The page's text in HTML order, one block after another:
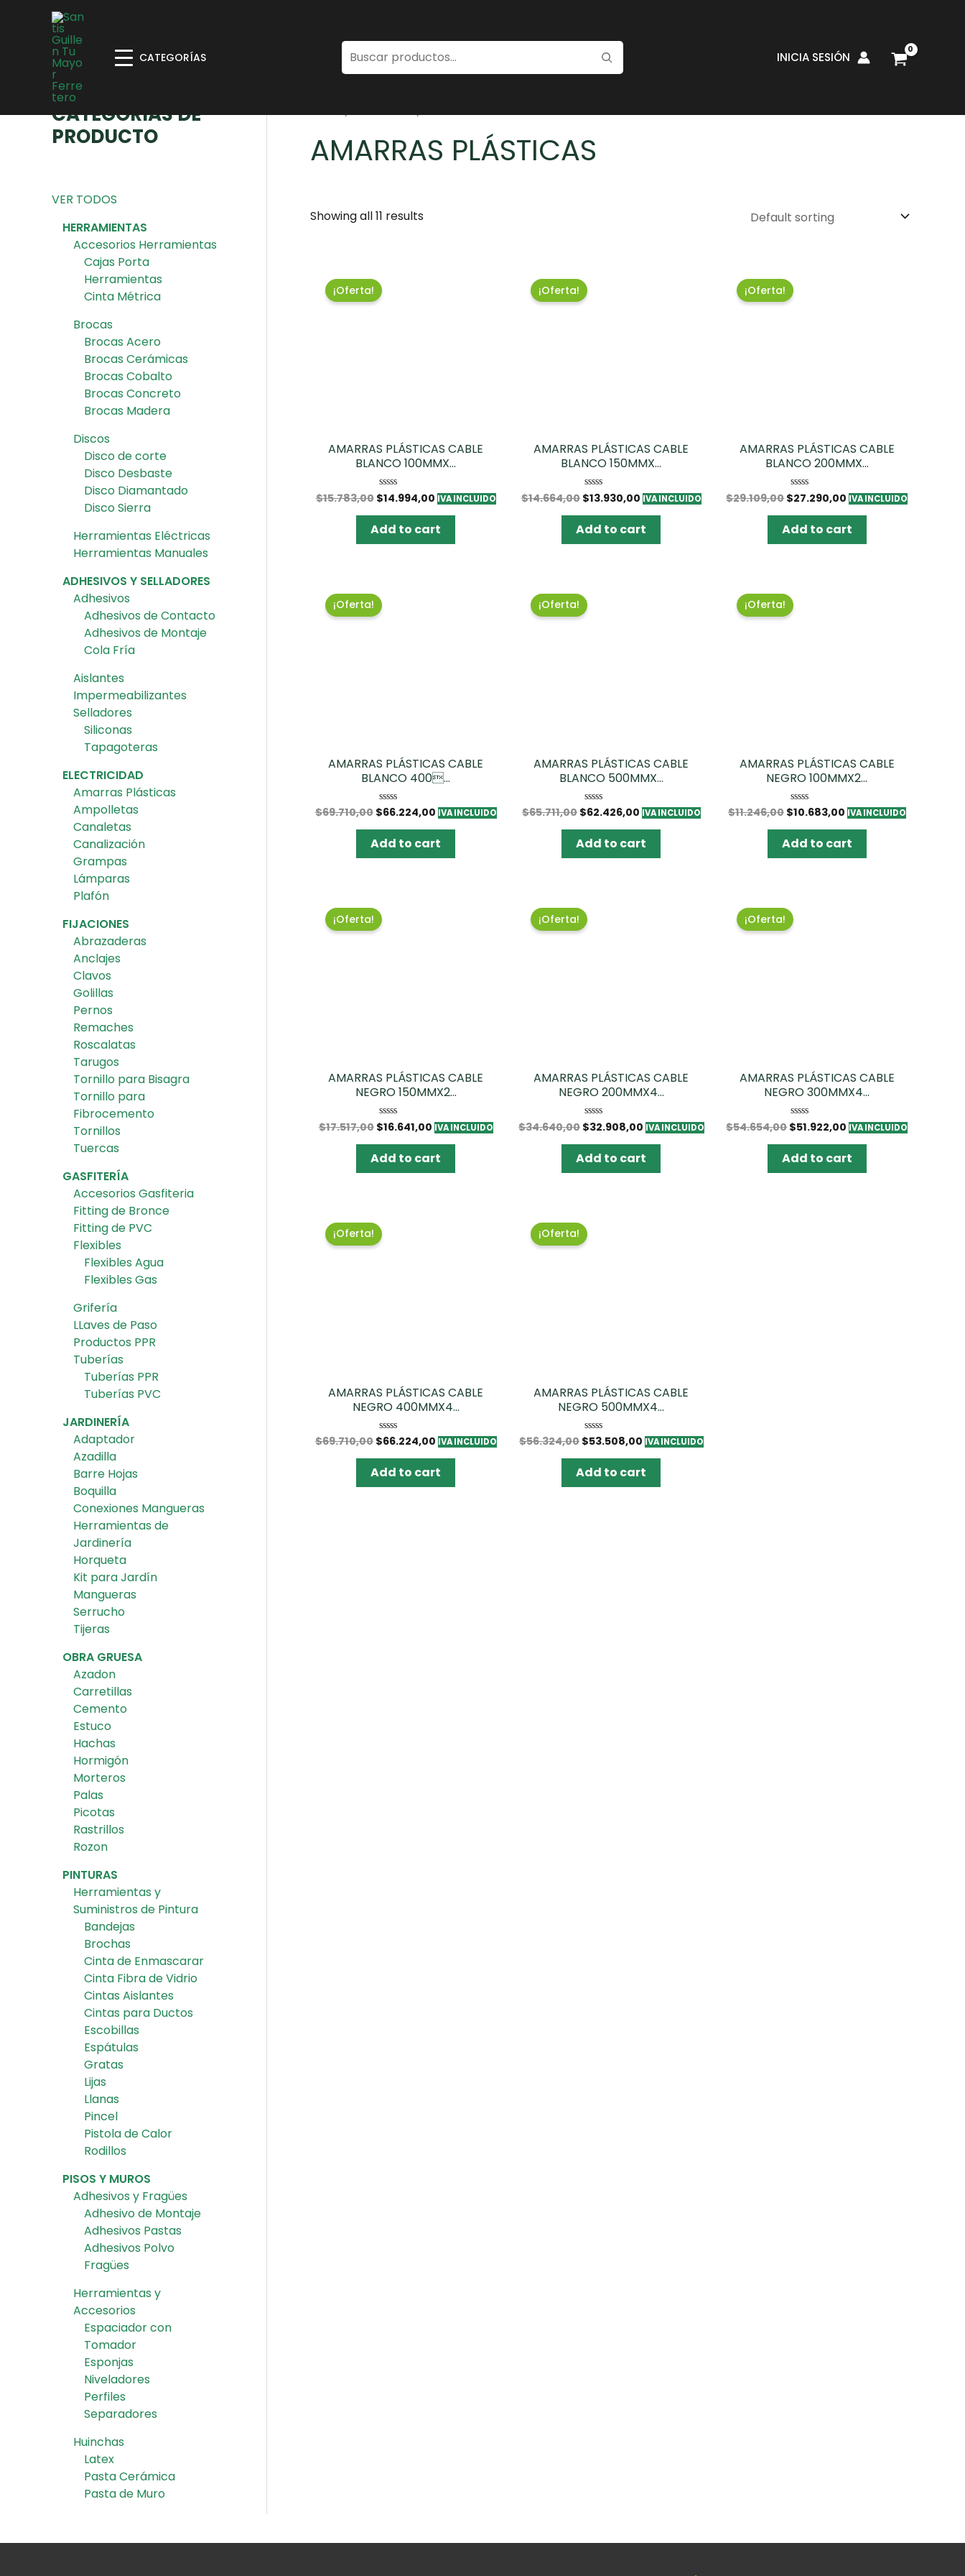
CATEGORÍAS INICIA SESIÓN
CATEGORÍAS DE
PRODUCTO
VER TODOS
HERRAMIENTAS
Accesorios Herramientas
Cajas Porta
Herramientas
Cinta Métrica
Brocas
Brocas Acero
Brocas Cerámicas
Brocas Cobalto
Brocas Concreto
Brocas Madera
Discos
Disco de corte
Disco Desbaste
Disco Diamantado
Disco Sierra
Herramientas Eléctricas
Herramientas Manuales
ADHESIVOS Y SELLADORES
Adhesivos
Adhesivos de Contacto
Adhesivos de Montaje
Cola Fría
Aislantes
Impermeabilizantes
Selladores
Siliconas
Tapagoteras
ELECTRICIDAD
Amarras Plásticas
Ampolletas
Canaletas
Canalización
Grampas
Lámparas
Plafón
FIJACIONES
Abrazaderas
Anclajes
Clavos
Golillas
Pernos
Remaches
Roscalatas
Tarugos
Tornillo para Bisagra
Tornillo para
Fibrocemento
Tornillos
Tuercas
GASFITERÍA
Accesorios Gasfiteria
Fitting de Bronce
Fitting de PVC
Flexibles
Flexibles Agua
Flexibles Gas
Grifería
LLaves de Paso
Productos PPR
Tuberías
Tuberías PPR
Tuberías PVC
JARDINERÍA
Adaptador
Azadilla
Barre Hojas
Boquilla
Conexiones Mangueras
Herramientas de
Jardinería
Horqueta
Kit para Jardín
Mangueras
Serrucho
Tijeras
OBRA GRUESA
Azadon
Carretillas
Cemento
Estuco
Hachas
Hormigón
Morteros
Palas
Picotas
Rastrillos
Rozon
PINTURAS
Herramientas y
Suministros de Pintura
Bandejas
Brochas
Cinta de Enmascarar
Cinta Fibra de Vidrio
Cintas Aislantes
Cintas para Ductos
Escobillas
Espátulas
Gratas
Lijas
Llanas
Pincel
Pistola de Calor
Rodillos
PISOS Y MUROS
Adhesivos y Fragües
Adhesivo de Montaje
Adhesivos Pastas
Adhesivos Polvo
Fragües
Herramientas y
Accesorios
Espaciador con
Tomador
Esponjas
Niveladores
Perfiles
Separadores
Huinchas
Latex
Pasta Cerámica
Pasta de Muro
Home/Electricidad/ Amarras Plásticas
AMARRAS PLÁSTICAS
Showing all 11 results
¡Oferta!
AMARRAS PLÁSTICAS CABLE
BLANCO 100MMX...
Rated
0
out
of
5
$15.783,00 $14.994,00 IVA INCLUIDO
Add to cart
¡Oferta!
AMARRAS PLÁSTICAS CABLE
BLANCO 150MMX...
Rated
0
out
of
5
$14.664,00 $13.930,00 IVA INCLUIDO
Add to cart
¡Oferta!
AMARRAS PLÁSTICAS CABLE
BLANCO 200MMX...
Rated
0
out
of
5
$29.109,00$27.290,00 IVA INCLUIDO
Add to cart
¡Oferta!
AMARRAS PLÁSTICAS CABLE
BLANCO 400...
Rated
out
of
5
$69.710,00 $66.224,00 IVA INCLUIDO
Add to cart
¡Oferta!
AMARRAS PLÁSTICAS CABLE
BLANCO 500MMX...
Rated
out
of
5
$65.711,00 $62.426,00 IVA INCLUIDO
Add to cart
¡Oferta!
AMARRAS PLÁSTICAS CABLE
NEGRO 100MMX2...
Rated
out
of
5
$11.246,00 $10.683,00 IVA INCLUIDO
Add to cart
¡Oferta!
AMARRAS PLÁSTICAS CABLE
NEGRO 150MMX2...
Rated
0
out
of
5
$17.517,00 $16.641,00 IVA INCLUIDO
Add to cart
¡Oferta!
AMARRAS PLÁSTICAS CABLE
NEGRO 200MMX4...
Rated
0
out
of
5
$34.640,00 $32.908,00 IVA INCLUIDO
Add to cart
¡Oferta!
AMARRAS PLÁSTICAS CABLE
NEGRO 300MMX4...
Rated
0
out
of
5
$54.654,00$51.922,00 IVA INCLUIDO
Add to cart
¡Oferta!
AMARRAS PLÁSTICAS CABLE
NEGRO 400MMX4...
Rated
out
of
5
$69.710,00 $66.224,00 IVA INCLUIDO
Add to cart
¡Oferta!
AMARRAS PLÁSTICAS CABLE
NEGRO 500MMX4...
Rated
0
out
of
5
$56.324,00 $53.508,00 IVA INCLUIDO
Add to cart